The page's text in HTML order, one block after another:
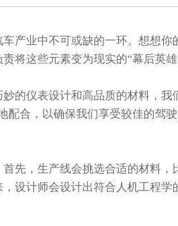
产业中不可或缺的一环。想想你
将这些元素变为现实的“幕后英雄
的仪表设计和高品质的材料，我
配合，以确保我们享受较佳的驾
先，生产线会挑选合适的材料，
设计师会设计出符合人机工程学